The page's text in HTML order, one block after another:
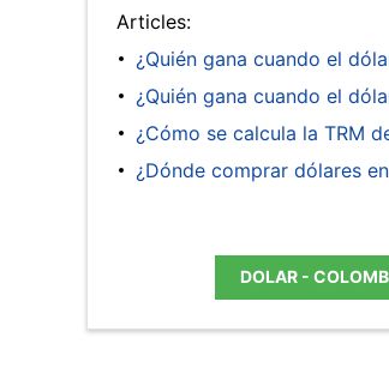
Articles:
¿Quién gana cuando el
¿Quién gana cuando el
¿Cómo se calcula la TRM
¿Dónde comprar dólares
DOLAR -